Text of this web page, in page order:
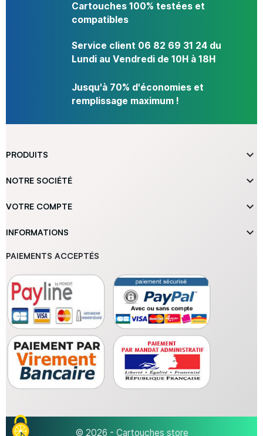
Cartouches 100% testées et
compatibles
Service client 06 82 69 31 24 du
Lundi au Vendredi de 10H à 18H
Jusqu'à 70% d'économies et
remplissage maximum !
PRODUITS 
NOTRE SOCIÉTÉ 
VOTRE COMPTE 
INFORMATIONS 
PAIEMENTS ACCEPTÉS
© 2026 - Cartouches store